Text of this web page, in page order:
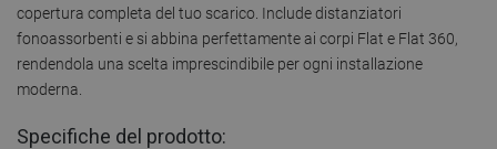
copertura completa del tuo scarico. Include distanziatori
fonoassorbenti e si abbina perfettamente ai corpi Flat e Flat 360,
rendendola una scelta imprescindibile per ogni installazione
moderna.
Specifiche del prodotto: